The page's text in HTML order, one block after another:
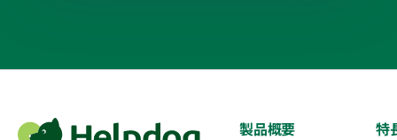
製品概要 特